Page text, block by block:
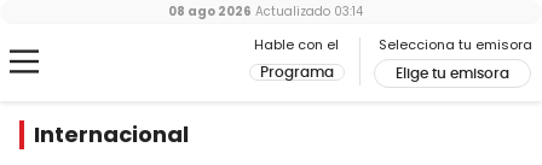
Hable con el
Programa
Selecciona tu emisora
Elige tu emisora
08 ago 2026 Actualizado 03:14
Internacional